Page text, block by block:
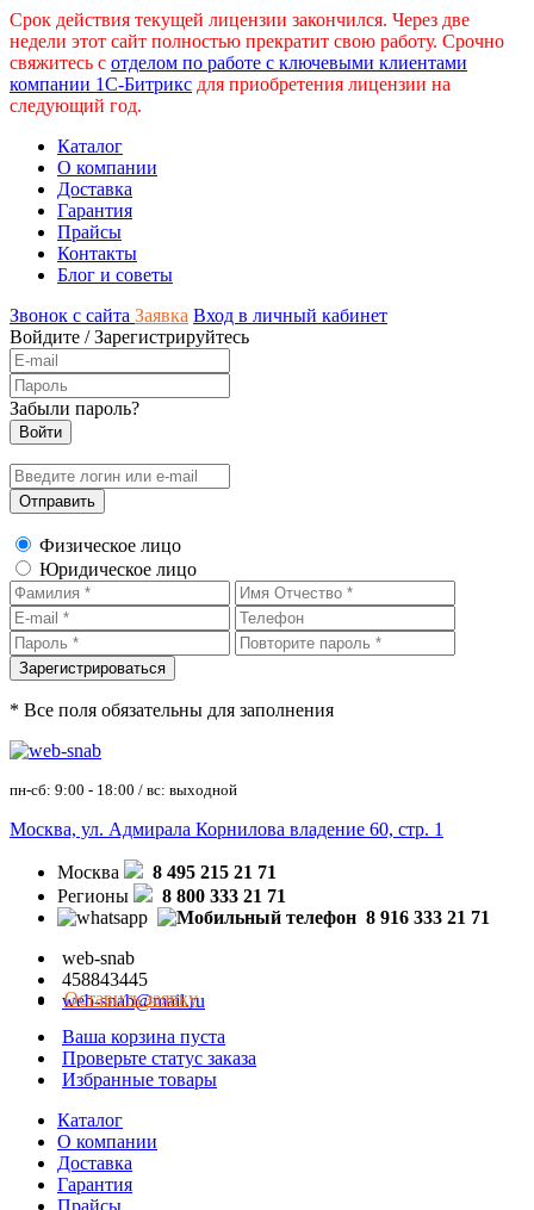
Срок действия текущей лицензии закончился. Через две
недели этот сайт полностью прекратит свою работу. Срочно
свяжитесь с отделом по работе с ключевыми клиентами
компании 1С-Битрикс для приобретения лицензии на
следующий год.
Каталог
О компании
Доставка
Гарантия
Прайсы
Контакты
Блог и советы
Звонок с сайта Заявка Вход в личный кабинет
Войдите /Зарегистрируйтесь
Забыли пароль?
Физическое лицо
Юридическое лицо
* Все поля обязательны для заполнения
пн-сб: 9:00 - 18:00 / вс: выходной
Москва, ул. Адмирала Корнилова владение 60, стр. 1
Москва
8 495 215 21 71
Регионы
8 800 333 21 71
8 916 333 21 71
web-snab
458843445
web-snab@mail.ru
Оставить заявку
Ваша корзина пуста
Проверьте статус заказа
Избранные товары
Каталог
О компании
Доставка
Гарантия
Прайсы